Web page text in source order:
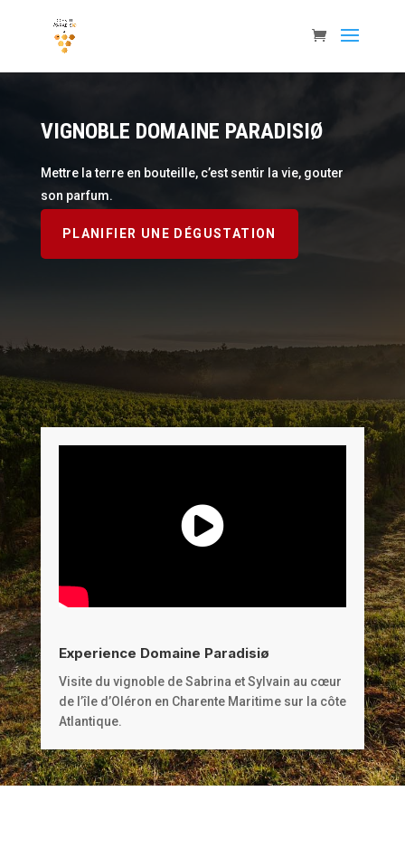
VIGNOBLE DOMAINE PARADISIØ
Mettre la terre en bouteille, c’est sentir la vie, gouter
son parfum.
PLANIFIER UNE DÉGUSTATION
Experience Domaine Paradisiø
Visite du vignoble de Sabrina et Sylvain au cœur
de l’île d’Oléron en Charente Maritime sur la côte
Atlantique.